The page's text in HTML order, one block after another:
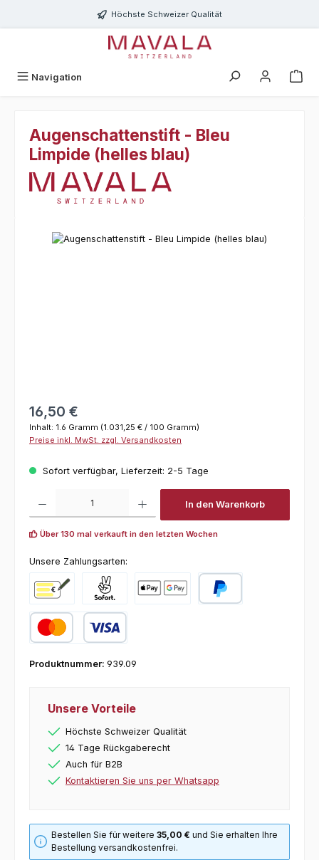
Zum Hauptinhalt springenHöchste Schweizer Qualität
Navigation
Augenschattenstift - Bleu
Limpide (helles blau)
Bildergalerie überspringen
Regulärer Preis:
16,50 €
Inhalt: 1.6 Gramm (1.031,25 € / 100 Gramm)
Preise inkl. MwSt. zzgl. Versandkosten
Sofort verfügbar, Lieferzeit: 2-5 Tage
In den Warenkorb
Über 130 mal verkauft in den letzten Wochen
Unsere Zahlungsarten:
Vorkasse Pay with Klarna
Produktnummer: 939.09
Unsere Vorteile
Höchste Schweizer Qualität
14 Tage Rückgaberecht
Auch für B2B
Kontaktieren Sie uns per Whatsapp
Bestellen Sie für weitere35,00 € und Sie erhalten Ihre
Bestellung versandkostenfrei.